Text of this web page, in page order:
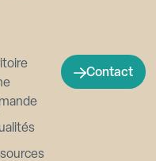
Contact